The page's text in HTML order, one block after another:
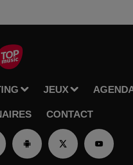
JEUX
CONTACT